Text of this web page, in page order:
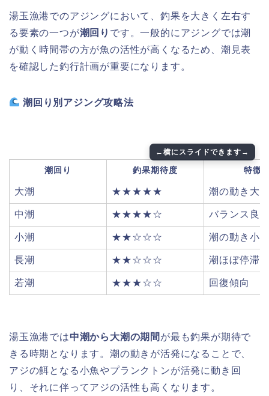
湯玉漁港でのアジングにおいて、釣果を大きく左右す
る要素の一つが潮回り です。一般的にアジングでは潮
が動く時間帯の方が魚の活性が高くなるため、潮見表
を確認した釣行計画が重要になります。
潮回り別アジング攻略法
潮回り 釣果期待度 特徴
大潮 ★★★★★ 潮の動き大
中潮 ★★★★☆ バランス良
小潮 ★★☆☆☆ 潮の動き小
長潮 ★★☆☆☆ 潮ほぼ停滞
若潮 ★★★☆☆ 回復傾向
湯玉漁港では中潮から大潮の期間 が最も釣果が期待で
きる時期となります。潮の動きが活発になることで、
アジの餌となる小魚やプランクトンが活発に動き回
り、それに伴ってアジの活性も高くなります。